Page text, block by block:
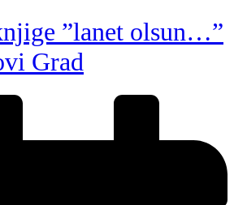
”lanet olsun…”
Grad